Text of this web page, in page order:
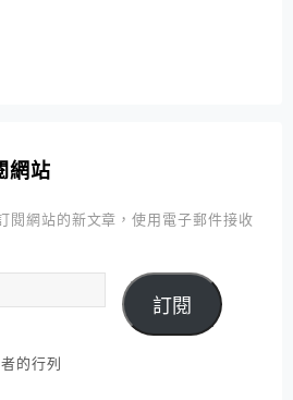
網站
閱網站的新文章，使用電子郵件接收
訂閱
的行列